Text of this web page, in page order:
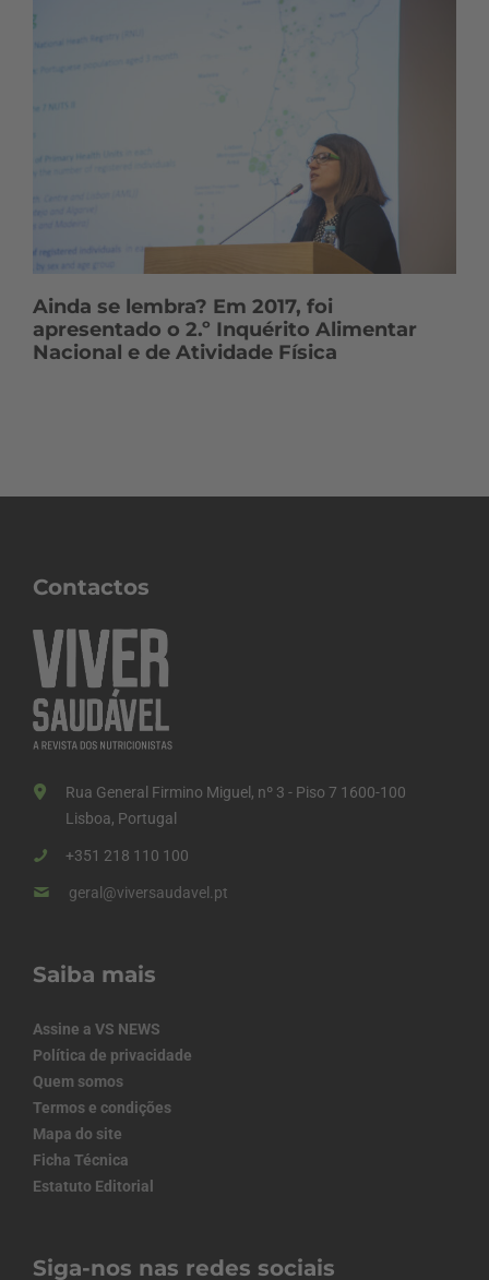
Ainda se lembra? Em 2017, foi
apresentado o 2.º Inquérito Alimentar
Nacional e de Atividade Física
Contactos
Rua General Firmino Miguel, nº 3 - Piso 7 1600-100
Lisboa, Portugal
+351 218 110 100
geral@viversaudavel.pt
Saiba mais
Assine a VS NEWS
Política de privacidade
Quem somos
Termos e condições
Mapa do site
Ficha Técnica
Estatuto Editorial
Siga-nos nas redes sociais